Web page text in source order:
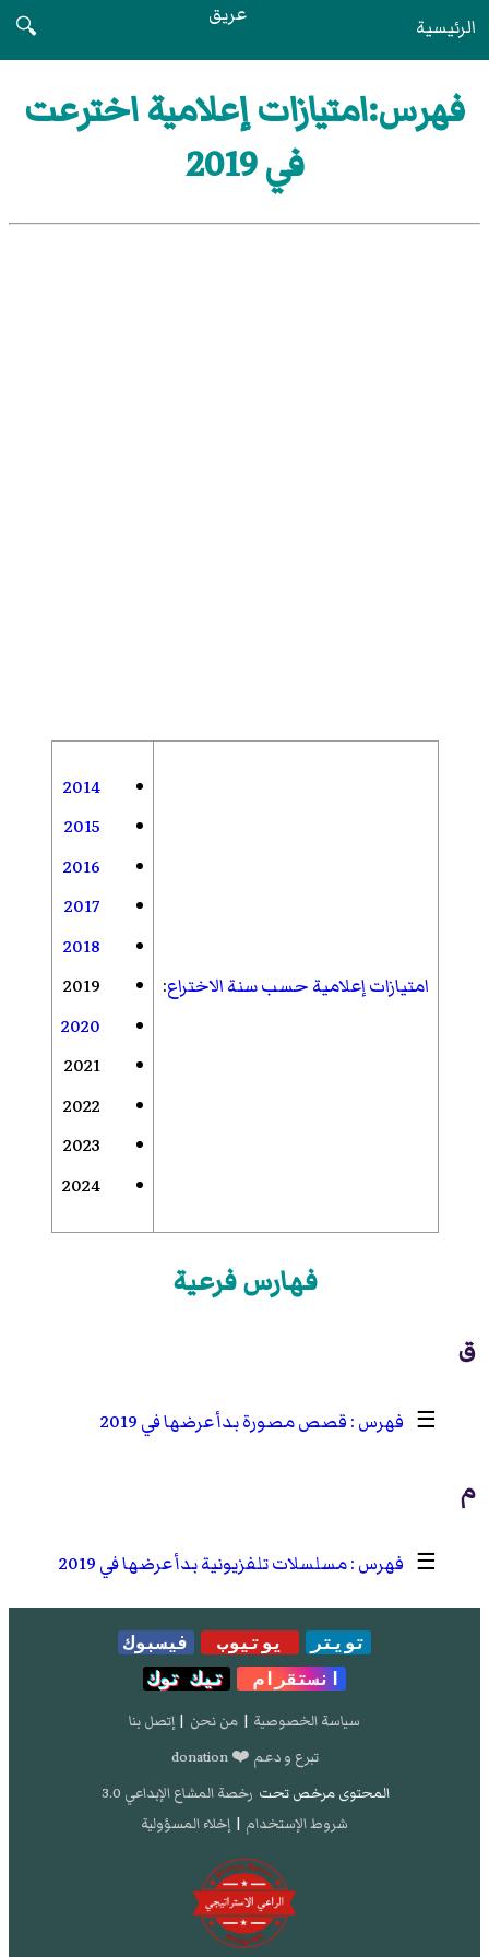
الرئيسية عريق
🔍
فهرس:امتيازات إعلامية اخترعت
في 2019
امتيازات إعلامية حسب سنة الاختراع:
2014
2015
2016
2017
2018
2019
2020
2021
2022
2023
2024
فهارس فرعية
ق
☰ قصص مصورة بدأ عرضها في 2019
م
☰ مسلسلات تلفزيونية بدأ عرضها في 2019
تويتر يوتيوب
فيسبوك
انستقرام
تيك توك
سياسة الخصوصية | من نحن | إتصل بنا
تبرع و دعم ❤️ donation
المحتوى مرخص تحت رخصة المشاع الإبداعي 3.0
شروط الإستخدام | إخلاء المسؤولية